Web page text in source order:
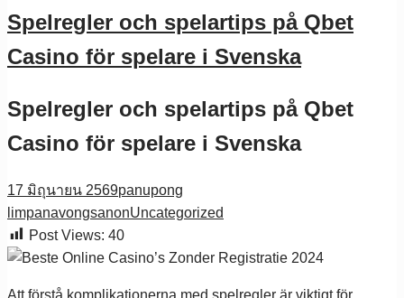
Spelregler och spelartips på Qbet
Casino för spelare i Svenska
Spelregler och spelartips på Qbet
Casino för spelare i Svenska
17 มิถุนายน 2569panupong
limpanavongsanonUncategorized
Post Views: 40
Att förstå komplikationerna med spelregler är viktigt för